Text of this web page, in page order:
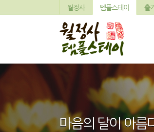
월정사 템플스테이 출
마음의 달이 아름